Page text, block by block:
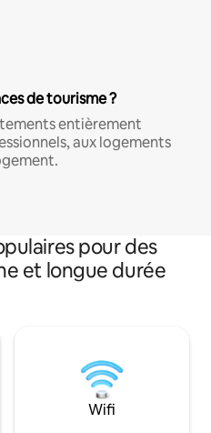
de tourisme ?
entièrement
aux logements
pour des
et longue durée
Wifi